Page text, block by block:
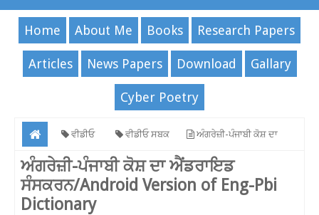
Home About Me Books Research Papers
Articles News Papers Download Gallary
Cyber Poetry
ਵੀਡੀਓ ਵੀਡੀਓ ਸਬਕ ਅੰਗਰੇਜ਼ੀ-ਪੰਜਾਬੀ ਕੋਸ਼ ਦਾ
ਐਂਡਰਾਇਡ ਸੰਸਕਰਨ/Android Version of Eng-Pbi Dictionary
ਅੰਗਰੇਜ਼ੀ-ਪੰਜਾਬੀ ਕੋਸ਼ ਦਾ ਐਂਡਰਾਇਡ
ਸੰਸਕਰਨ/Android Version of Eng-Pbi
Dictionary